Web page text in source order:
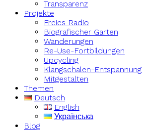
Transparenz
Projekte
Freies Radio
Biografischer Garten
Wanderungen
Re-Use-Fortbildungen
Upcycling
Klangschalen-Entspannung
Mitgestalten
Themen
Deutsch
English
Українська
Blog